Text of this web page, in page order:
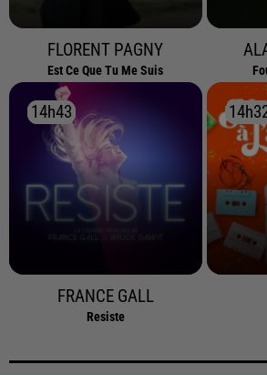
FLORENT PAGNY
Est Ce Que Tu Me Suis
14h43
14h43
FRANCE GALL
Resiste